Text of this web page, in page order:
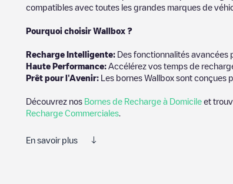
compatibles avec toutes les grandes marques de
Pourquoi choisir Wallbox ?
Recharge Intelligente: Des fonctionnalités avancées
Haute Performance: Accélérez vos temps de
Prêt pour l'Avenir: Les bornes Wallbox sont conçues
Découvrez nos Bornes de Recharge à Domicile et
Recharge Commerciales
En savoir plus